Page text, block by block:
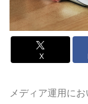
X
メディア運用に